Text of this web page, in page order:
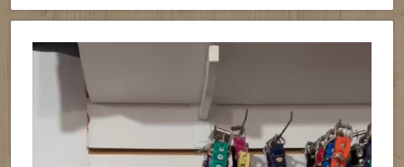
Reproductor